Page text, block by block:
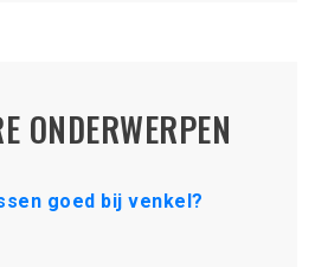
ONDERWERPEN
goed bij venkel?